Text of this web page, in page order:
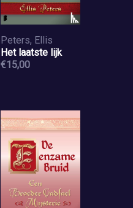
Peters, Ellis
Het laatste lijk
€15,00